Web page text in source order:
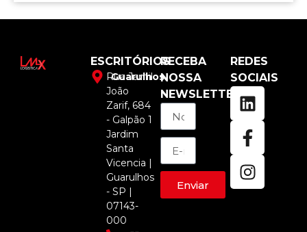
ESCRITÓRIOS
Guarulhos
Rua Jamil
João
Zarif, 684
- Galpão 1
Jardim
Santa
Vicencia |
Guarulhos
- SP |
07143-
000
RECEBA
NOSSA
NEWSLETTER
Enviar
REDES
SOCIAIS